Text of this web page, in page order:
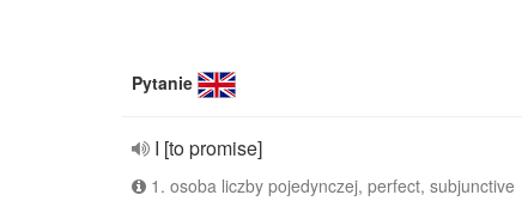
Pytanie
I [to promise]
1. osoba liczby pojedynczej, perfect, subjunctive